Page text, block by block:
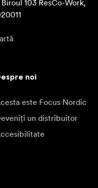
103 ResCo-Work,
noi
este Focus Nordic
un distribuitor